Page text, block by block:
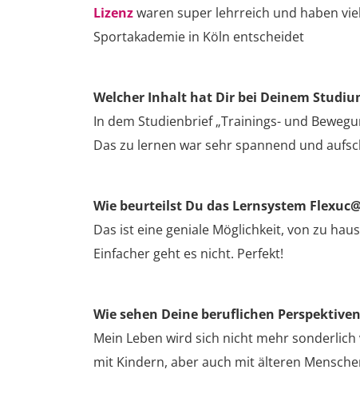
Lizenzwaren super lehrreich und haben
Sportakademie in Köln entscheidet
Welcher Inhalt hat Dir bei Deinem
In dem Studienbrief „Trainings- und
Das zu lernen war sehr spannend und
Wie beurteilst Du das Lernsystem
Das ist eine geniale Möglichkeit, von zu
Einfacher geht es nicht. Perfekt!
Wie sehen Deine beruflichen
Mein Leben wird sich nicht mehr
mit Kindern, aber auch mit älteren